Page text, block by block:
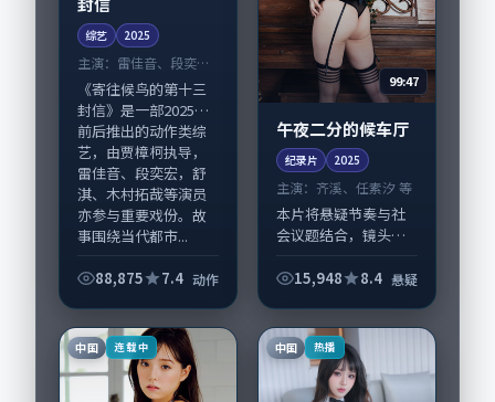
综艺 2025
主演： 雷佳音、段奕宏
等
《寄往候鸟的第十三
封信》是一部2025年
前后推出的动作类综
艺，由贾樟柯执导，
雷佳音、段奕宏，舒
淇、木村拓哉等演员
亦参与重要戏份。故
事围绕当代都市...
88,875 7.4 动作
99:47
午夜二分的候车厅
纪录片 2025
主演： 齐溪、任素汐 等
本片将悬疑节奏与社
会议题结合，镜头语
《午夜二分的候车
线；取景与声音设计
凸显新加坡城市质
感，适...
15,948 8.4 悬疑
中国 连载中 中国 热播